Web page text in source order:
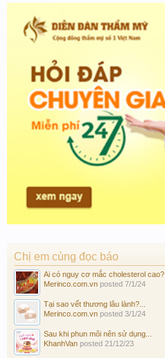
Chị em cùng đọc báo
Ai có nguy cơ mắc cholesterol cao?
Merinco.com.vn posted 7/1/24
Tại sao vết thương lâu lành?...
Merinco.com.vn posted 3/1/24
Sau khi phun môi nên sử dụng...
KhanhVan posted 21/12/23